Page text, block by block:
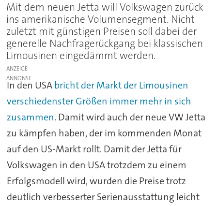
Mit dem neuen Jetta will Volkswagen zurück
ins amerikanische Volumensegment. Nicht
zuletzt mit günstigen Preisen soll dabei der
generelle Nachfragerückgang bei klassischen
Limousinen eingedämmt werden.
ANZEIGE
In den USAbricht der Markt der Limousinen
verschiedenster Größen immer mehr in sich
zusammen. Damit wird auch der neue VW Jetta
zu kämpfen haben, der im kommenden Monat
auf den US-Markt rollt. Damit der Jetta für
Volkswagen in den USA trotzdem zu einem
Erfolgsmodell wird, wurden die Preise trotz
deutlich verbesserter Serienausstattung leicht